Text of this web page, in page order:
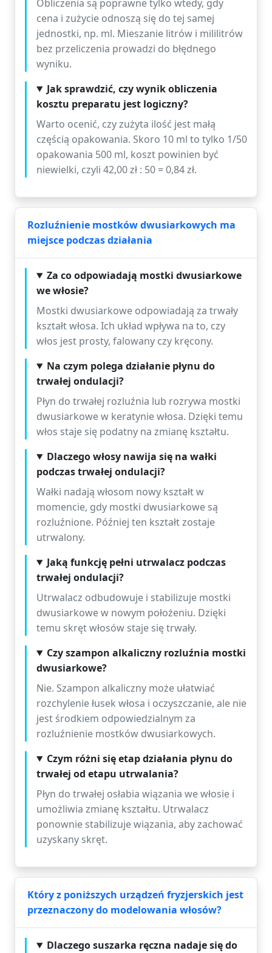
Obliczenia są poprawne tylko wtedy, gdy
cena i zużycie odnoszą się do tej samej
jednostki, np. ml. Mieszanie litrów i mililitrów
bez przeliczenia prowadzi do błędnego
wyniku.
Jak sprawdzić, czy wynik obliczenia
kosztu preparatu jest logiczny?
Warto ocenić, czy zużyta ilość jest małą
częścią opakowania. Skoro 10 ml to tylko 1/50
opakowania 500 ml, koszt powinien być
niewielki, czyli 42,00 zł : 50 = 0,84 zł.
Rozluźnienie mostków dwusiarkowych ma
miejsce podczas działania
Za co odpowiadają mostki dwusiarkowe
we włosie?
Mostki dwusiarkowe odpowiadają za trwały
kształt włosa. Ich układ wpływa na to, czy
włos jest prosty, falowany czy kręcony.
Na czym polega działanie płynu do
trwałej ondulacji?
Płyn do trwałej rozluźnia lub rozrywa mostki
dwusiarkowe w keratynie włosa. Dzięki temu
włos staje się podatny na zmianę kształtu.
Dlaczego włosy nawija się na wałki
podczas trwałej ondulacji?
Wałki nadają włosom nowy kształt w
momencie, gdy mostki dwusiarkowe są
rozluźnione. Później ten kształt zostaje
utrwalony.
Jaką funkcję pełni utrwalacz podczas
trwałej ondulacji?
Utrwalacz odbudowuje i stabilizuje mostki
dwusiarkowe w nowym położeniu. Dzięki
temu skręt włosów staje się trwały.
Czy szampon alkaliczny rozluźnia mostki
dwusiarkowe?
Nie. Szampon alkaliczny może ułatwiać
rozchylenie łusek włosa i oczyszczanie, ale nie
jest środkiem odpowiedzialnym za
rozluźnienie mostków dwusiarkowych.
Czym różni się etap działania płynu do
trwałej od etapu utrwalania?
Płyn do trwałej osłabia wiązania we włosie i
umożliwia zmianę kształtu. Utrwalacz
ponownie stabilizuje wiązania, aby zachować
uzyskany skręt.
Który z poniższych urządzeń fryzjerskich jest
przeznaczony do modelowania włosów?
Dlaczego suszarka ręczna nadaje się do